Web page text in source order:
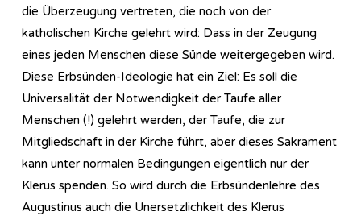
die Überzeugung vertreten, die noch von der
katholischen Kirche gelehrt wird: Dass in der Zeugung
eines jeden Menschen diese Sünde weitergegeben wird.
Diese Erbsünden-Ideologie hat ein Ziel: Es soll die
Universalität der Notwendigkeit der Taufe aller
Menschen (!) gelehrt werden, der Taufe, die zur
Mitgliedschaft in der Kirche führt, aber dieses Sakrament
kann unter normalen Bedingungen eigentlich nur der
Klerus spenden. So wird durch die Erbsündenlehre des
Augustinus auch die Unersetzlichkeit des Klerus